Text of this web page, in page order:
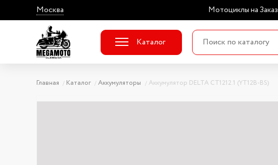
Москва Мотоциклы на Заказ
Каталог
Главная Каталог Аккумуляторы Аккумулятор DELTA CT1212.1 (YT12B-BS)